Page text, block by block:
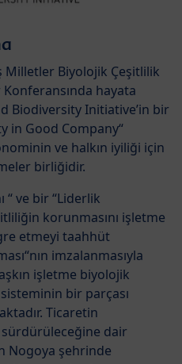
Milletler Biyolojik Çeşitlilik
hayata
Biodiversity Initiative’in bir
in Good Company“
ve halkın iyiliği için
birliğidir.
“ ve bir “Liderlik
korunmasını işletme
etmeyi taahhüt
imzalanmasıyla
işletme biyolojik
bir parçası
Ticaretin
sürdürüleceğine dair
Nogoya şehrinde